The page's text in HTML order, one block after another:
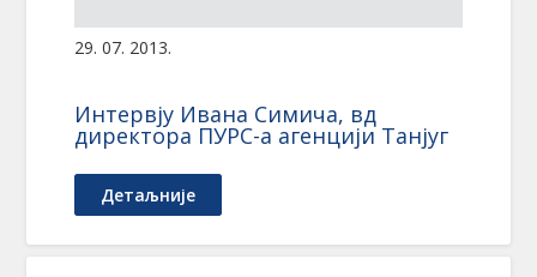
29. 07. 2013.
Интервју Ивана Симича, вд
директора ПУРС-а агенцији Танјуг
Детаљније